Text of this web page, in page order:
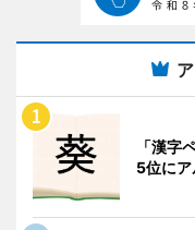
「漢
5位にア